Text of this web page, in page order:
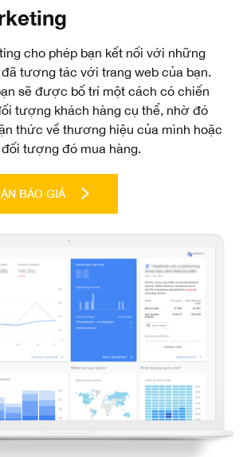
cho phép bạn kết nối với những
tương tác với trang web của bạn.
sẽ được bố trí một cách có chiến
tượng khách hàng cụ thể, nhờ đó
thức về thương hiệu của mình hoặc
tượng đó mua hàng.
BÁO GIÁ